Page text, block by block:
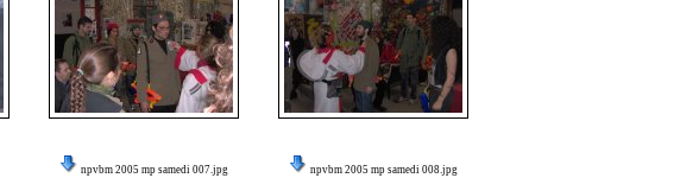
npvbm 2005 mp samedi 007.jpg npvbm 2005 mp samedi 008.jpg